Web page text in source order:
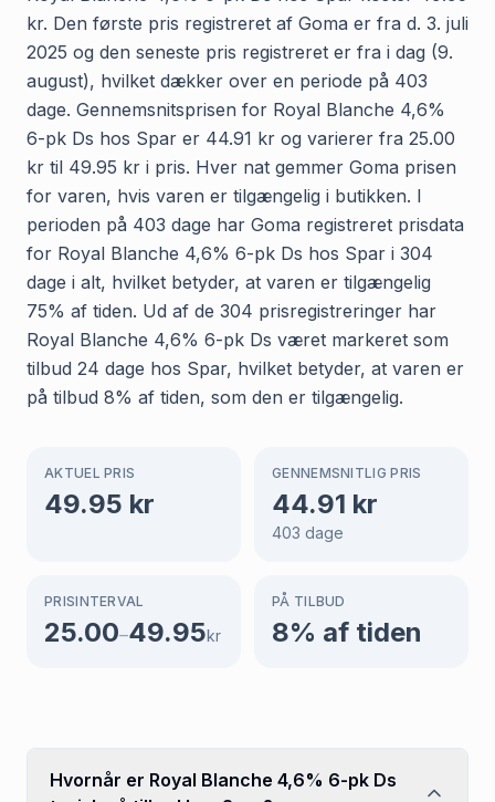
kr. Den første pris registreret af Goma er fra d. 3. juli
2025 og den seneste pris registreret er fra i dag (9.
august), hvilket dækker over en periode på 403
dage. Gennemsnitsprisen for Royal Blanche 4,6%
6-pk Ds hos Spar er 44.91 kr og varierer fra 25.00
kr til 49.95 kr i pris. Hver nat gemmer Goma prisen
for varen, hvis varen er tilgængelig i butikken. I
perioden på 403 dage har Goma registreret prisdata
for Royal Blanche 4,6% 6-pk Ds hos Spar i 304
dage i alt, hvilket betyder, at varen er tilgængelig
75% af tiden. Ud af de 304 prisregistreringer har
Royal Blanche 4,6% 6-pk Ds været markeret som
tilbud 24 dage hos Spar, hvilket betyder, at varen er
på tilbud 8% af tiden, som den er tilgængelig.
AKTUEL PRIS
49.95 kr
GENNEMSNITLIG PRIS
44.91 kr
403 dage
PRISINTERVAL
25.00–49.95kr
PÅ TILBUD
8% af tiden
Hvornår er Royal Blanche 4,6% 6-pk Ds